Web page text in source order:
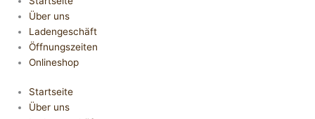
Über uns
Ladengeschäft
Öffnungszeiten
Onlineshop
Startseite
Über uns